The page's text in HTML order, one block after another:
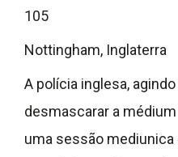
105
Nottingham, Inglaterra
A polícia inglesa,
desmascarar a
uma sessão mediunica